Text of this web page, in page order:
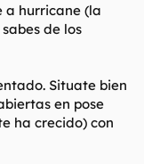
a hurricane (la
de los
Situate bien
en pose
ha crecido) con